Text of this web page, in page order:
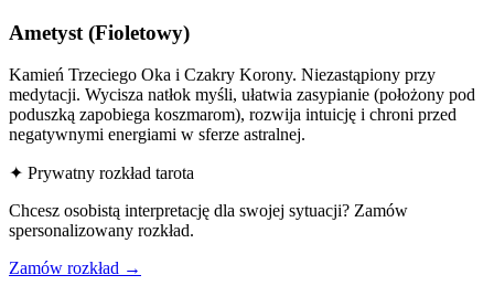
Ametyst (Fioletowy)
Kamień Trzeciego Oka i Czakry Korony. Niezastąpiony przy
medytacji. Wycisza natłok myśli, ułatwia zasypianie (położony pod
poduszką zapobiega koszmarom), rozwija intuicję i chroni przed
negatywnymi energiami w sferze astralnej.
✦ Prywatny rozkład tarota
Chcesz osobistą interpretację dla swojej sytuacji? Zamów
spersonalizowany rozkład.
Zamów rozkład →